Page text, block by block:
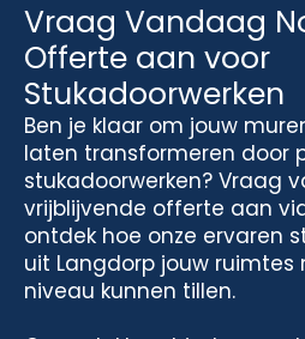
Vraag Vandaag
Offerte aan voor
Stukadoorwerken
Ben je klaar om jouw
laten transformeren door
stukadoorwerken? Vraag
vrijblijvende offerte aan
ontdek hoe onze ervaren
uit Langdorp jouw ruimtes
niveau kunnen tillen.